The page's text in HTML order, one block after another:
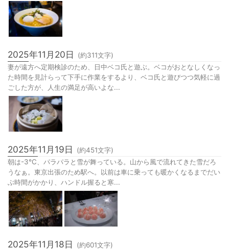
2025年11月20日 (約311文字)
妻が遠方へ定期検診のため、日中ベコ氏と遊ぶ。ベコがおとなしくなっ
た時間を見計らって下手に作業をするより、ベコ氏と遊びつつ気軽に過
ごした方が、人生の満足が高いよな...
2025年11月19日 (約451文字)
朝は-3℃、パラパラと雪が舞っている。山から風で流れてきた雪だろ
うなぁ。東京出張のため駅へ。以前は車に乗っても暖かくなるまでだい
ぶ時間がかかり、ハンドル握ると寒...
2025年11月18日 (約601文字)